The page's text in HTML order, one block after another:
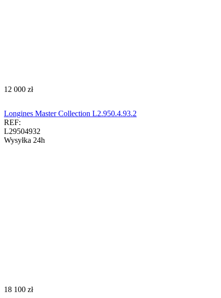
‍12 000‍ zł
Longines Master Collection L2.950.4.93.2
REF:
L29504932
Wysyłka 24h
‍18 100‍ zł